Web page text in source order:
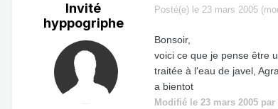
Invité
hyppogriphe
Posté(e) le 23 mars 2005
Bonsoir,
voici ce que je pense être
traitée à l'eau de javel,
a bientot
Modifié le 23 mars 2005 par